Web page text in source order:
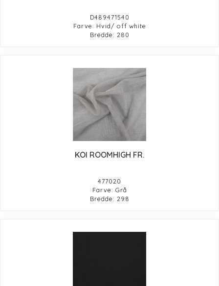
D489471540
Farve: Hvid/ off white
Bredde: 280
KOI ROOMHIGH FR.
477020
Farve: Grå
Bredde: 298